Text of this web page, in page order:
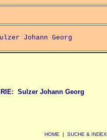
Johann Georg
Sulzer Johann Georg
HOME | SUCHE & INDEX